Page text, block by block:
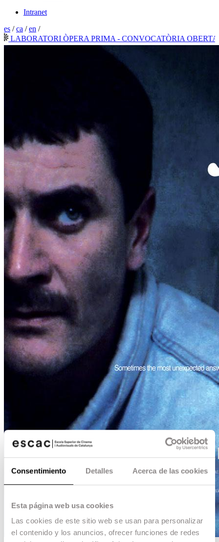
Consentimiento Detalles Acerca de las cookies
Esta página web usa cookies
Las cookies de este sitio web se usan para personalizar
el contenido y los anuncios, ofrecer funciones de redes
Intranet
es /ca /en /
ÒPERA PRIMA - CONVOCATÒRIA OBERTA